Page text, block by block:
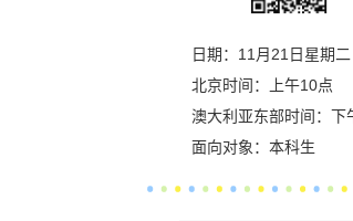
日期：11月21日星期二
北京时间：上午10点
澳大利亚东部时间： 下
面向对象：本科生